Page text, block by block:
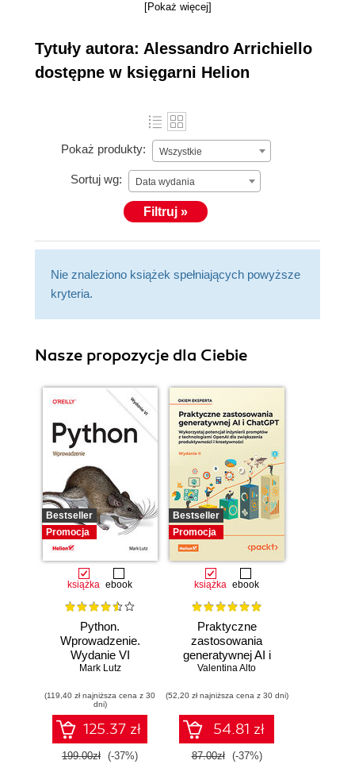
OpenStack, Edge Computing and Datacenter
[Pokaż więcej]
Tytuły autora: Alessandro Arrichiello
dostępne w księgarni Helion
Pokaż produkty: Wszystkie
Sortuj wg: Data wydania
Filtruj »
Nie znaleziono książek spełniających powyższe
kryteria.
Nasze propozycje dla Ciebie
Bestseller
Promocja
książka ebook
Python.
Wprowadzenie.
Wydanie VI
Mark Lutz
(119,40 zł najniższa cena z 30
dni)
125.37 zł
199.00zł (-37%)
Bestseller
Promocja
książka ebook
Praktyczne
zastosowania
generatywnej AI i
ChatGPT.
potencjał inżynierii
promptów z
technologiami
OpenAI dla
zwiększenia
Valentina Alto
(52,20 zł najniższa cena z 30 dni)
54.81 zł
87.00zł (-37%)